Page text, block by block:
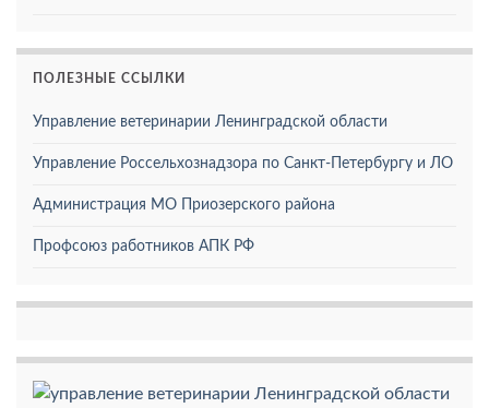
ПОЛЕЗНЫЕ ССЫЛКИ
Управление ветеринарии Ленинградской области
Управление Россельхознадзора по Санкт-Петербургу и ЛО
Администрация МО Приозерского района
Профсоюз работников АПК РФ